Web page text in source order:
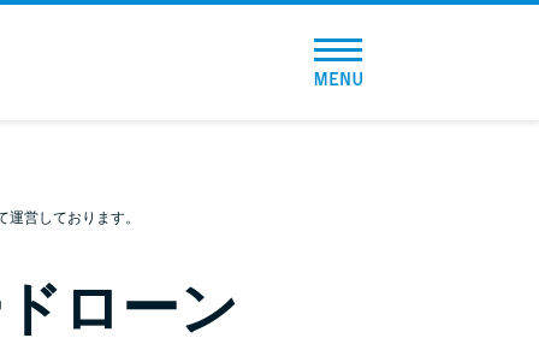
総合人気ランキング
とにかくすぐ借りたい方向け
バレずに借りたい方向け
営しております。
ローン